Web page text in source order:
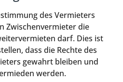
des Vermieters
Zwischenvermieter die
darf. Dies ist
dass die Rechte des
gewahrt bleiben und
werden.